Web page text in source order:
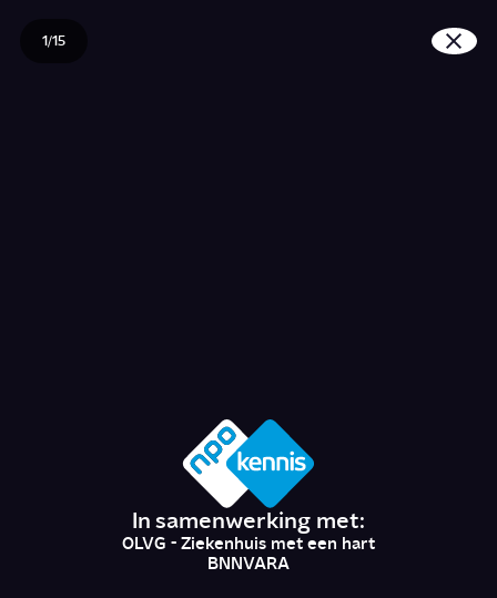
1/15
Hoe gaat een operatie?
In samenwerking met:
OLVG - Ziekenhuis met een hart
BNNVARA